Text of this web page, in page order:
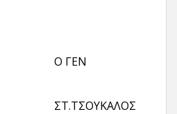
Ο ΓΕΝ
ΣΤ.ΤΣΟΥΚΑΛΟΣ